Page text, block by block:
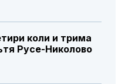
коли и трима
Русе-Николово